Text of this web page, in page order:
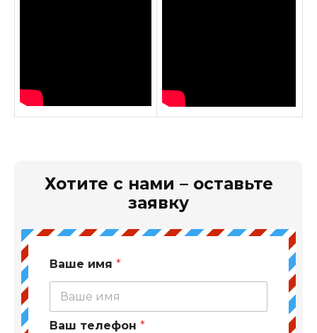
Хотите с нами – оставьте
заявку
Ваше имя *
Ваш телефон *